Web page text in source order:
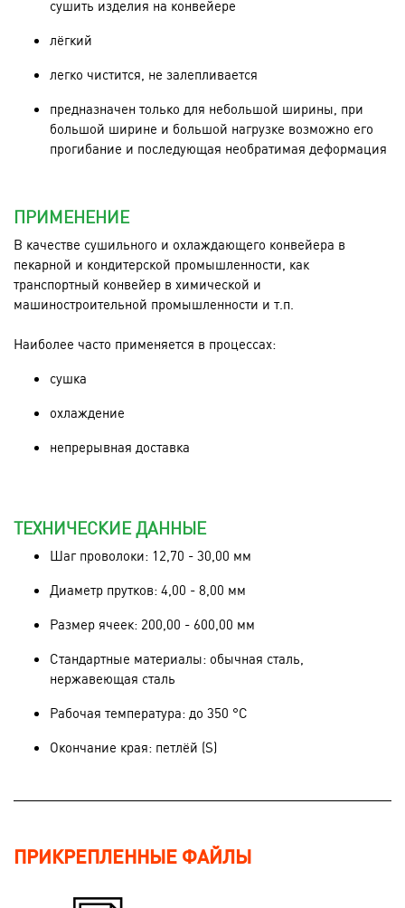
сушить изделия на конвейере
лёгкий
легко чистится, не залепливается
предназначен только для небольшой ширины, при
большой ширине и большой нагрузке возможно его
прогибание и последующая необратимая деформация
ПРИМЕНЕНИЕ
В качестве сушильного и охлаждающего конвейера в
пекарной и кондитерской промышленности, как
транспортный конвейер в химической и
машиностроительной промышленности и т.п.
Наиболее часто применяется в процессах:
сушка
охлаждение
непрерывная доставка
ТЕХНИЧЕСКИЕ ДАННЫЕ
Шаг проволоки: 12,70 - 30,00 мм
Диаметр прутков: 4,00 - 8,00 мм
Размер ячеек: 200,00 - 600,00 мм
Стандартные материалы: обычная сталь,
нержавеющая сталь
Рабочая температура: до 350 °C
Окончание края: петлёй (S)
ПРИКРЕПЛЕННЫЕ ФАЙЛЫ